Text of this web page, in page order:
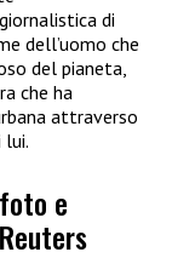
di
dell’uomo che
del pianeta,
che ha
attraverso
lui.
e